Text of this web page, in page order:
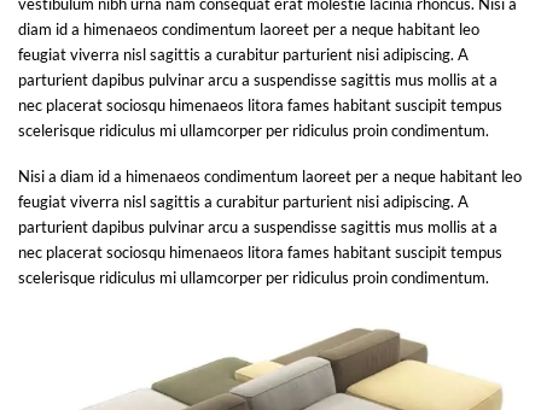
diam id a himenaeos condimentum laoreet per a neque habitant leo
feugiat viverra nisl sagittis a curabitur parturient nisi adipiscing. A
parturient dapibus pulvinar arcu a suspendisse sagittis mus mollis at a
nec placerat sociosqu himenaeos litora fames habitant suscipit tempus
scelerisque ridiculus mi ullamcorper per ridiculus proin condimentum.
Nisi a diam id a himenaeos condimentum laoreet per a neque habitant leo
feugiat viverra nisl sagittis a curabitur parturient nisi adipiscing. A
parturient dapibus pulvinar arcu a suspendisse sagittis mus mollis at a
nec placerat sociosqu himenaeos litora fames habitant suscipit tempus
scelerisque ridiculus mi ullamcorper per ridiculus proin condimentum.